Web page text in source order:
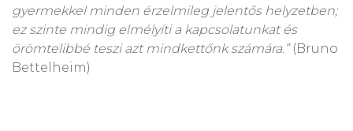
gyermekkel minden érzelmileg jelentős helyzetben;
ez szinte mindig elmélyíti a kapcsolatunkat és
örömtelibbé teszi azt mindkettőnk számára.”(Bruno
Bettelheim)